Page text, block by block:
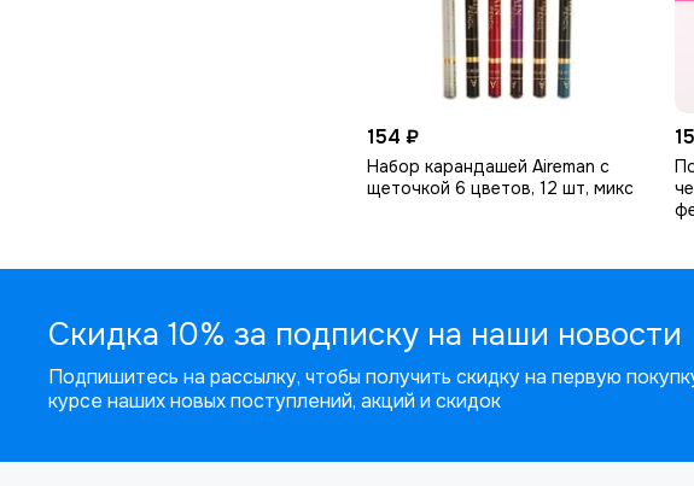
154 ₽
Набор карандашей Aireman с
щеточкой 6 цветов, 12 шт, микс
Скидка 10% за подписку на наши новости
Подпишитесь на рассылку, чтобы получить скидку на первую
курсе наших новых поступлений, акций и скидок